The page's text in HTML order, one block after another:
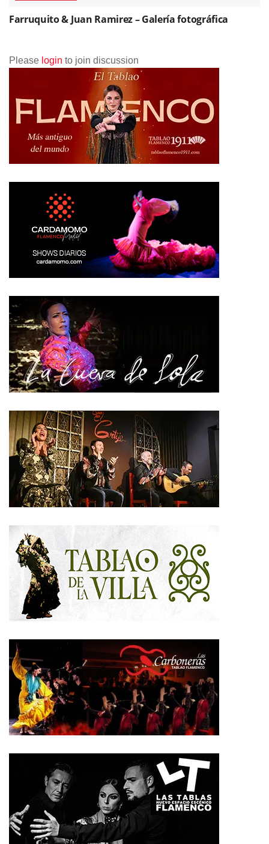
Farruquito & Juan Ramirez – Galería fotográfica
Please login to join discussion